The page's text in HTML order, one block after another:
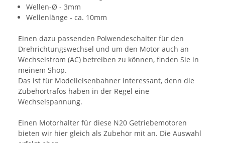
Wellen-Ø - 3mm
Wellenlänge - ca. 10mm
Einen dazu passenden Polwendeschalter für den
Drehrichtungswechsel und um den Motor auch an
Wechselstrom (AC) betreiben zu können, finden Sie in
meinem Shop.
Das ist für Modelleisenbahner interessant, denn die
Zubehörtrafos haben in der Regel eine
Wechselspannung.
Einen Motorhalter für diese N20 Getriebemotoren
bieten wir hier gleich als Zubehör mit an. Die Auswahl